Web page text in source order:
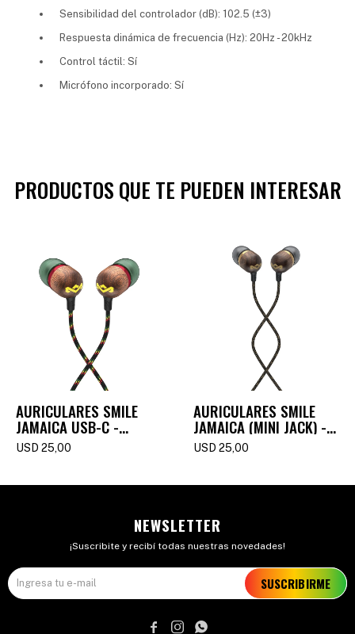
Sensibilidad del controlador (dB): 102.5 (±3)
Respuesta dinámica de frecuencia (Hz): 20Hz - 20kHz
Control táctil: Sí
Micrófono incorporado: Sí
PRODUCTOS QUE TE PUEDEN INTERESAR
AURICULARES SMILE
JAMAICA USB-C -
RASTA
USD 25,00
AURICULARES SMILE
JAMAICA (MINI JACK) -
BRASS
USD 25,00
NEWSLETTER
¡Suscribite y recibí todas nuestras novedades!
SUSCRIBIRME
  